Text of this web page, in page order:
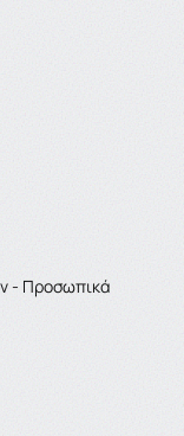
- Προσωπικά